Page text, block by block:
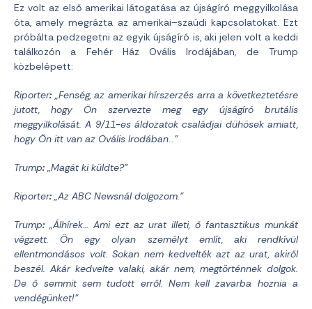
Ez volt az első amerikai látogatása az újságíró meggyilkolása
óta, amely megrázta az amerikai–szaúdi kapcsolatokat. Ezt
próbálta pedzegetni az egyik újságíró is, aki jelen volt a keddi
találkozón a Fehér Ház Ovális Irodájában, de Trump
közbelépett:
Riporter: „Fenség, az amerikai hírszerzés arra a következtetésre
jutott, hogy Ön szervezte meg egy újságíró brutális
meggyilkolását. A 9/11-es áldozatok családjai dühösek amiatt,
hogy Ön itt van az Ovális Irodában…”
Trump: „Magát ki küldte?”
Riporter: „Az ABC Newsnál dolgozom.”
Trump: „Álhírek… Ami ezt az urat illeti, ő fantasztikus munkát
végzett. Ön egy olyan személyt említ, aki rendkívül
ellentmondásos volt. Sokan nem kedvelték azt az urat, akiről
beszél. Akár kedvelte valaki, akár nem, megtörténnek dolgok.
De ő semmit sem tudott erről. Nem kell zavarba hoznia a
vendégünket!”